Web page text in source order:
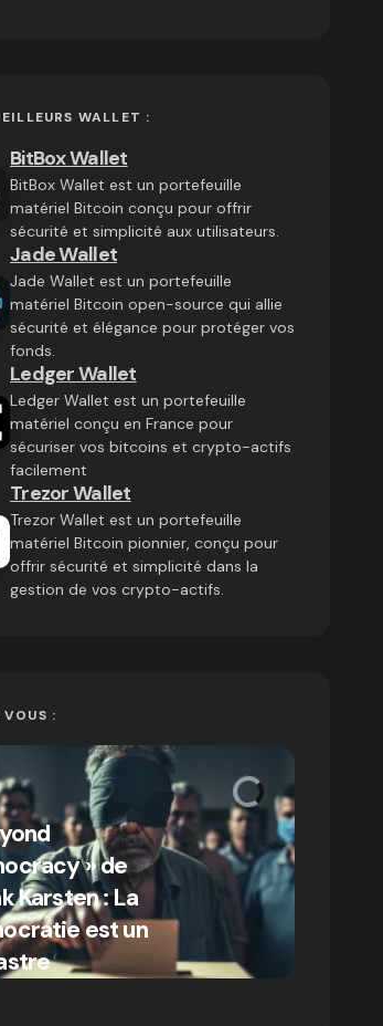
WALLET :
BitBox Wallet
BitBox Wallet est un portefeuille
matériel Bitcoin conçu pour offrir
sécurité et simplicité aux utilisateurs.
Jade Wallet
Jade Wallet est un portefeuille
matériel Bitcoin open-source qui allie
sécurité et élégance pour protéger vos
fonds.
Ledger Wallet
Ledger Wallet est un portefeuille
matériel conçu en France pour
sécuriser vos bitcoins et crypto-actifs
facilement
Trezor Wallet
Trezor Wallet est un portefeuille
matériel Bitcoin pionnier, conçu pour
offrir sécurité et simplicité dans la
gestion de vos crypto-actifs.
VOUS :
» de
Karsten : La
est un
on 03/10/2024